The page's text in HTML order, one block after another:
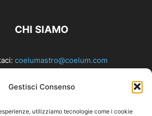
Gestisci Consenso
utilizziamo tecnologie come i cookie
CHI SIAMO
coelumastro@coelum.com
SEGUICI